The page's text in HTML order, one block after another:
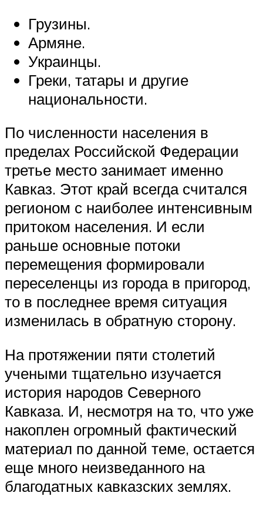
Грузины.
Армяне.
Украинцы.
Греки, татары и другие
национальности.
По численности населения в
пределах Российской Федерации
третье место занимает именно
Кавказ. Этот край всегда считался
регионом с наиболее интенсивным
притоком населения. И если
раньше основные потоки
перемещения формировали
переселенцы из города в пригород,
то в последнее время ситуация
изменилась в обратную сторону.
На протяжении пяти столетий
учеными тщательно изучается
история народов Северного
Кавказа. И, несмотря на то, что уже
накоплен огромный фактический
материал по данной теме, остается
еще много неизведанного на
благодатных кавказских землях.